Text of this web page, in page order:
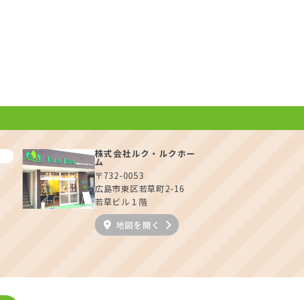
株式会社ルク・ルクホー
ム
〒732-0053
広島市東区若草町2-16
若草ビル１階
地図を開く